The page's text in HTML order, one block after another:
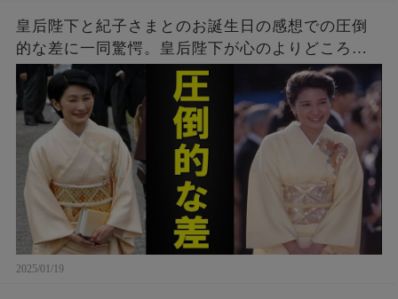
皇后陛下と紀子さまとのお誕生日の感想での圧倒
的な差に一同驚愕。皇后陛下が心のよりどころに
しているという座右の銘に一同感激
2025/01/19